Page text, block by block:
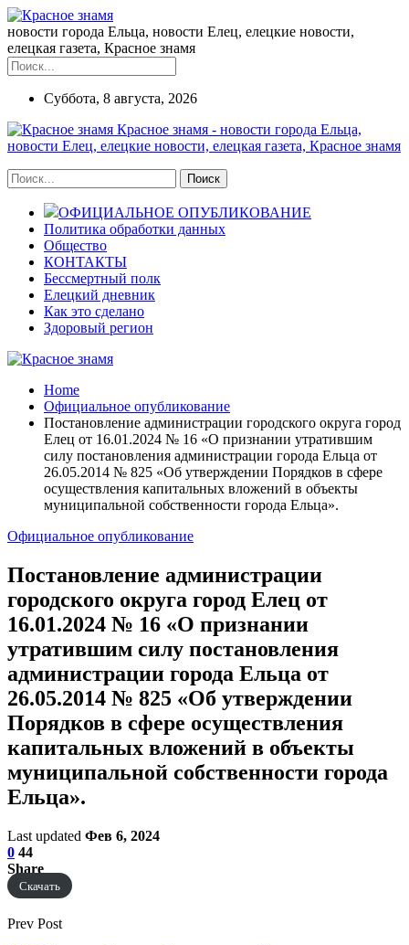
новости города Ельца, новости Елец, елецкие новости,
елецкая газета, Красное знамя
Суббота, 8 августа, 2026
Красное знамя - новости города Ельца,
новости Елец, елецкие новости, елецкая газета, Красное знамя
ОФИЦИАЛЬНОЕ ОПУБЛИКОВАНИЕ
Политика обработки данных
Общество
КОНТАКТЫ
Бессмертный полк
Елецкий дневник
Как это сделано
Здоровый регион
Home
Официальное опубликование
Постановление администрации городского округа город
Елец от 16.01.2024 № 16 «О признании утратившим
силу постановления администрации города Ельца от
26.05.2014 № 825 «Об утверждении Порядков в сфере
осуществления капитальных вложений в объекты
муниципальной собственности города Ельца».
Официальное опубликование
Постановление администрации
городского округа город Елец от
16.01.2024 № 16 «О признании
утратившим силу постановления
администрации города Ельца от
26.05.2014 № 825 «Об утверждении
Порядков в сфере осуществления
капитальных вложений в объекты
муниципальной собственности города
Ельца».
Last updated Фев 6, 2024
0 44
Share
Скачать
Prev Post